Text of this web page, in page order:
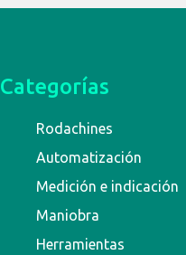
Categorías
Rodachines
Automatización
Medición e indicación
Maniobra
Herramientas